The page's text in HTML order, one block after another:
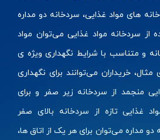
های مواد غذایی، سردخانه دو مداره
از سردخانه مواد غذایی می‌توان مواد
و متناسب با شرایط نگهداری ویژه ی
مثال، خریداران می‌توانند برای نگهداری
منجمد از سردخانه زیر صفر و برای
غذایی تازه از سردخانه بالای صفر
دو مداره می‌توان برای هر یک از اتاق ها،